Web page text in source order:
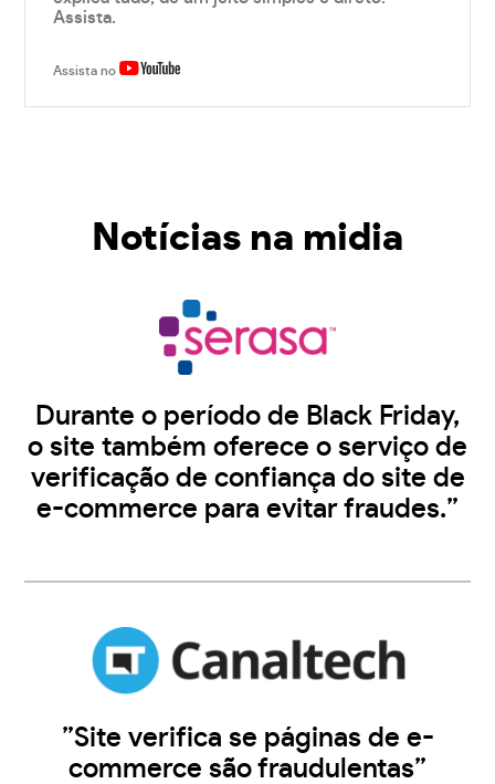
Assista.
Assista no
Notícias na midia
Durante o período de Black Friday,
o site também oferece o serviço de
verificação de confiança do site de
e-commerce para evitar fraudes.”
”Site verifica se páginas de e-
commerce são fraudulentas”